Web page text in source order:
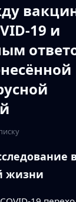
19 и
жизни